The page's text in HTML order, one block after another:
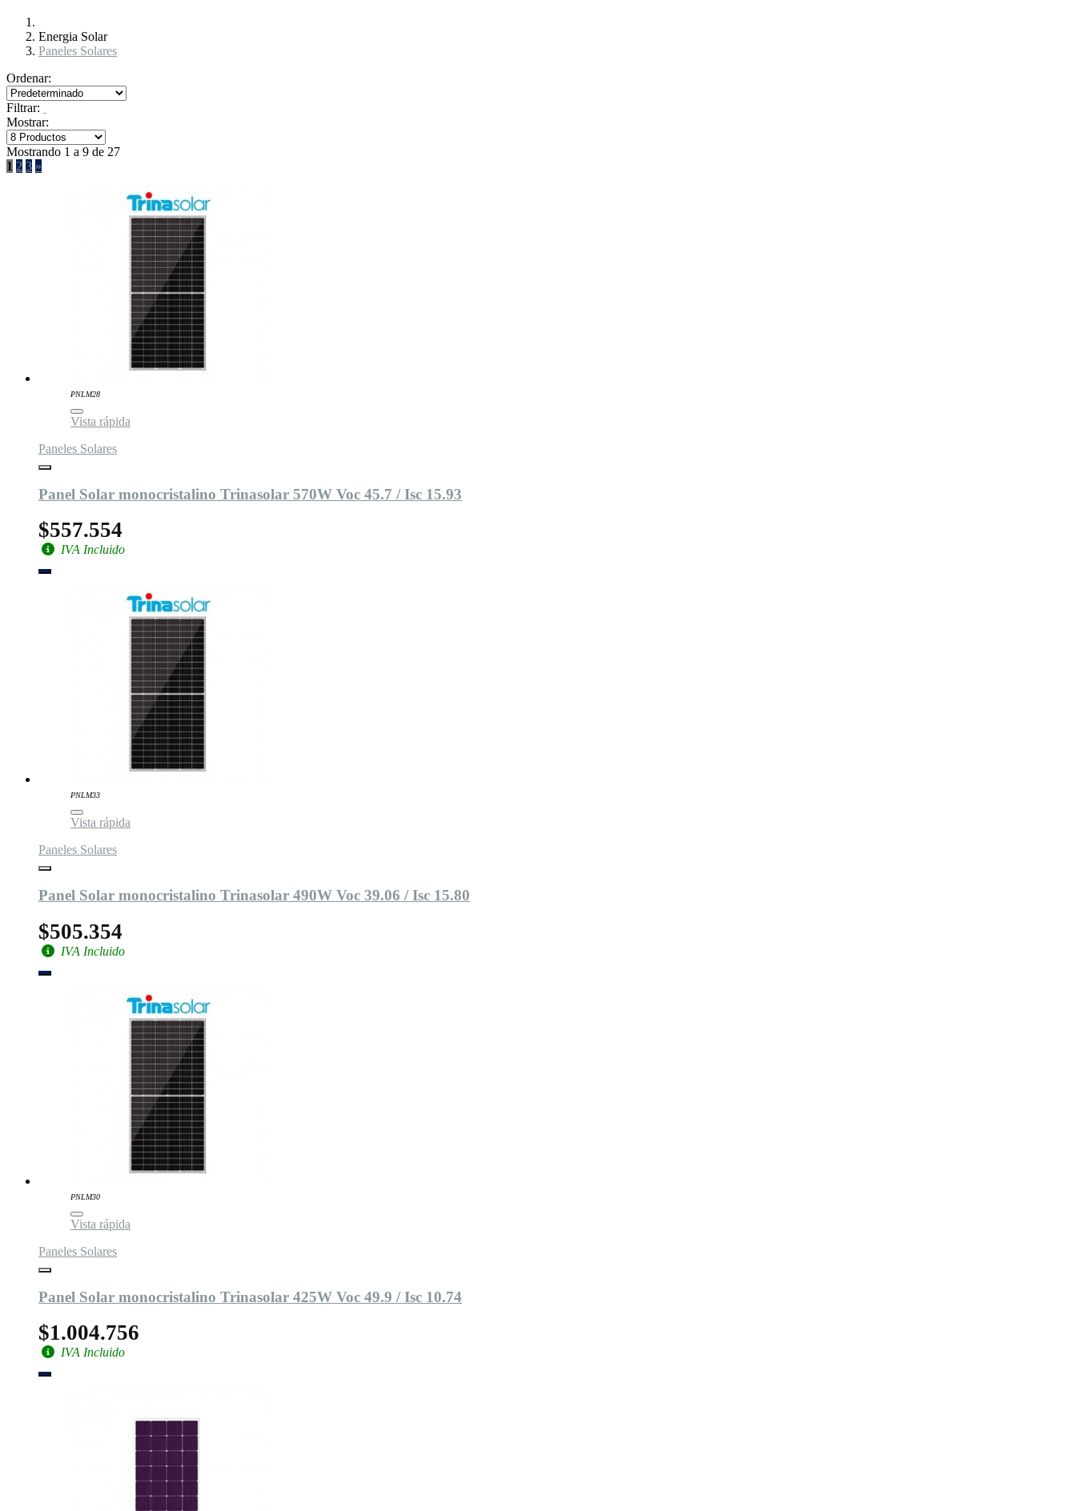
Energia Solar
Paneles Solares
Ordenar:
Filtrar:
Mostrar:
Mostrando 1 a 9 de 27
1 2 3 »
PNLM28
Vista rápida
Paneles Solares
Panel Solar monocristalino Trinasolar 570W Voc 45.7 / Isc 15.93
$557.554
IVA Incluido
PNLM33
Vista rápida
Paneles Solares
Panel Solar monocristalino Trinasolar 490W Voc 39.06 / Isc 15.80
$505.354
IVA Incluido
PNLM30
Vista rápida
Paneles Solares
Panel Solar monocristalino Trinasolar 425W Voc 49.9 / Isc 10.74
$1.004.756
IVA Incluido